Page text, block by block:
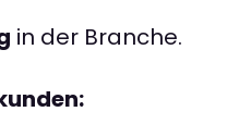
in der Branche.